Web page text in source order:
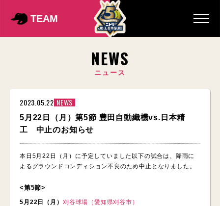
TEAM
NEWS
ニュース
2023.05.22 NEWS
5月22日（月）第5節 豊田自動織機vs.日本精
工 中止のお知らせ
本日5月22日（月）に予定していました以下の試合は、降雨に
よるグラウンドコンディション不良のため中止となりました。
<第5節>
5月22日（月） 刈谷球場（愛知県刈谷市）